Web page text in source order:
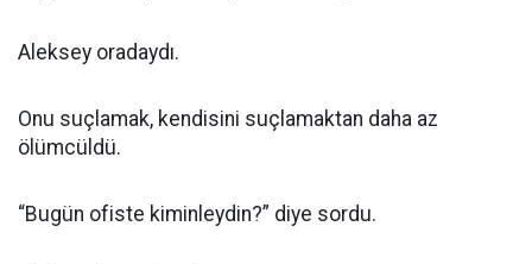
Aleksey oradaydı.
Onu suçlamak, kendisini suçlamaktan daha az
ölümcüldü.
“Bugün ofiste kiminleydin?” diye sordu.